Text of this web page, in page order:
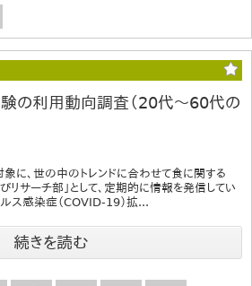
験の利用動向調査（20代～60代の
象に、世の中のトレンドに合わせて食に関する
リサーチ部」として、定期的に情報を発信してい
ルス感染症（COVID-19）拡...
続きを読む